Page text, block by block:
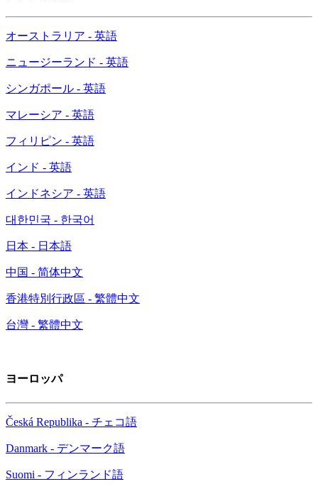
オーストラリア - 英語
ニュージーランド - 英語
シンガポール - 英語
マレーシア - 英語
フィリピン - 英語
インド - 英語
インドネシア - 英語
대한민국 - 한국어
日本 - 日本語
中国 - 简体中文
香港特別行政區 - 繁體中文
台灣 - 繁體中文
ヨーロッパ
Česká Republika - チェコ語
Danmark - デンマーク語
Suomi - フィンランド語